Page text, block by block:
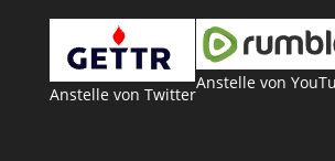
Anstelle von Twitter
Anstelle von